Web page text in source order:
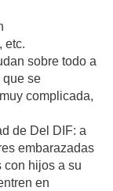
etc.
sobre todo a
que se
complicada,
de Del DIF: a
embarazadas
con hijos a su
en